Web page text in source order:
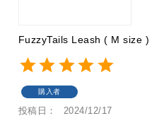
FuzzyTails Leash ( M size )
購入者
投稿日 2024/12/17